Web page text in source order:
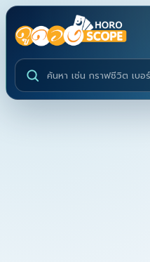
ค้นหาบริการดูดวงและบทความ